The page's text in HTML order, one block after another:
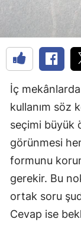
İç
kullanım söz
seçimi büyük
görünmesi
formunu
gerekir. Bu
ortak soru
Cevap ise